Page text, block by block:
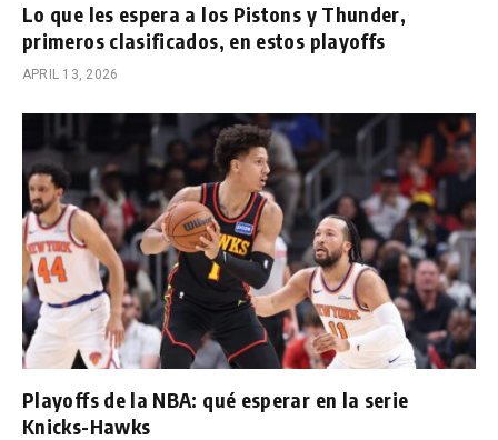
Lo que les espera a los Pistons y Thunder,
primeros clasificados, en estos playoffs
APRIL 13, 2026
Playoffs de la NBA: qué esperar en la serie
Knicks-Hawks